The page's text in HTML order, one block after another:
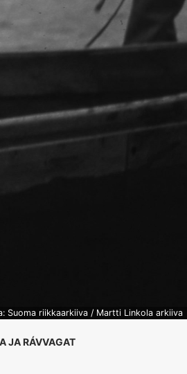
Suoma riikkaarkiiva / Martti Linkola arkiiva
JA RÁVVAGAT